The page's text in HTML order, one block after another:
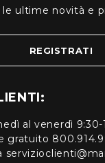
le ultime novità e
REGISTRATI
al venerdì 9:30-
gratuito